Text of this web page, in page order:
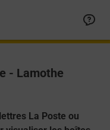
- Lamothe
La Poste ou